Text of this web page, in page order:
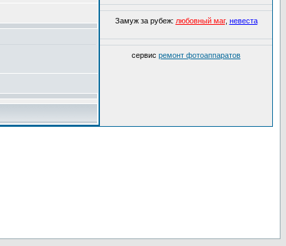
Замуж за рубеж: любовный маг, невеста
сервис ремонт фотоаппаратов